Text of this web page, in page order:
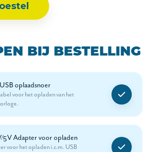
BIJ BESTELLING
oplaadsnoer
voor het opladen van het
5V Adapter voor opladen
voor het opladen i.c.m. USB